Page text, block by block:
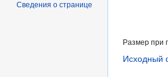
Размер при
Исходный
Сведения о странице